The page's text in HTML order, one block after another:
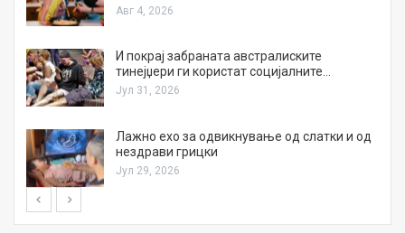
Авг 4, 2026
И покрај забраната австралиските
тинејџери ги користат социјалните…
Јул 31, 2026
Лажно ехо за одвикнување од слатки и од
нездрави грицки
Јул 29, 2026